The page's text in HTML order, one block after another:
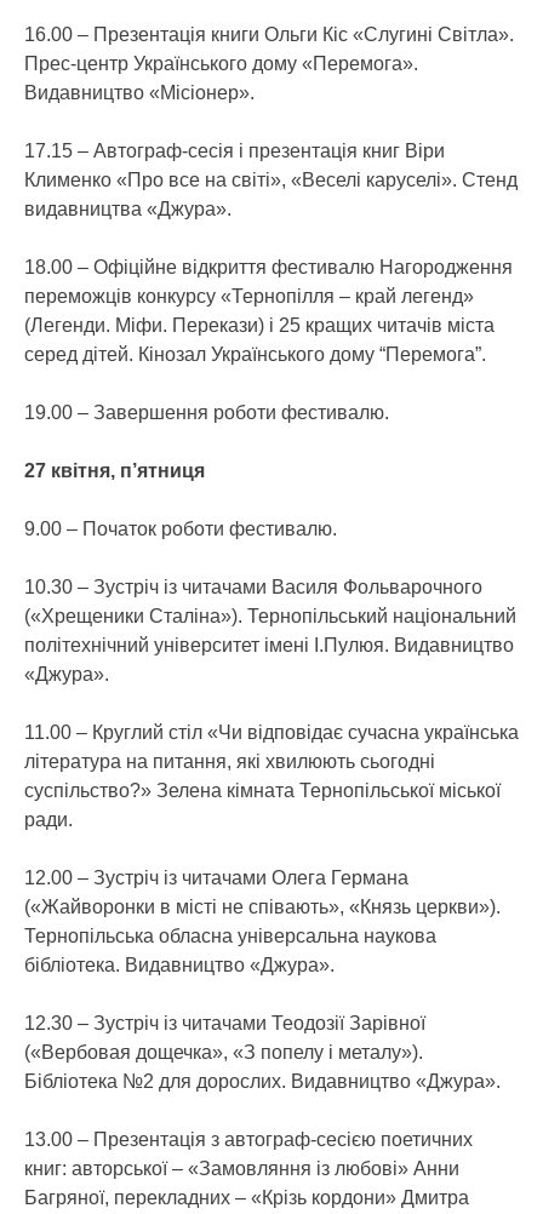
16.00 – Презентація книги Ольги Кіс «Слугині Світла».
Прес-центр Українського дому «Перемога».
Видавництво «Місіонер».
17.15 – Автограф-сесія і презентація книг Віри
Клименко «Про все на світі», «Веселі каруселі». Стенд
видавництва «Джура».
18.00 – Офіційне відкриття фестивалю Нагородження
переможців конкурсу «Тернопілля – край легенд»
(Легенди. Міфи. Перекази) і 25 кращих читачів міста
серед дітей. Кінозал Українського дому “Перемога”.
19.00 – Завершення роботи фестивалю.
27 квітня, п’ятниця
9.00 – Початок роботи фестивалю.
10.30 – Зустріч із читачами Василя Фольварочного
(«Хрещеники Сталіна»). Тернопільський національний
політехнічний університет імені І.Пулюя. Видавництво
«Джура».
11.00 – Круглий стіл «Чи відповідає сучасна українська
література на питання, які хвилюють сьогодні
суспільство?» Зелена кімната Тернопільської міської
ради.
12.00 – Зустріч із читачами Олега Германа
(«Жайворонки в місті не співають», «Князь церкви»).
Тернопільська обласна універсальна наукова
бібліотека. Видавництво «Джура».
12.30 – Зустріч із читачами Теодозії Зарівної
(«Вербовая дощечка», «З попелу і металу»).
Бібліотека №2 для дорослих. Видавництво «Джура».
13.00 – Презентація з автограф-сесією поетичних
книг: авторської – «Замовляння із любові» Анни
Багряної, перекладних – «Крізь кордони» Дмитра